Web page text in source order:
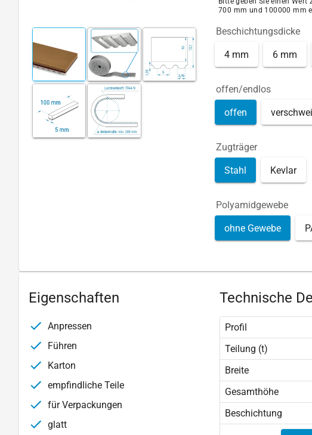
700 mm und 100000 mm
Beschichtungsdicke
4 mm 6 mm
offen/endlos
offen
Zugträger
Stahl Kevlar
Polyamidgewebe
ohne Gewebe
Eigenschaften
Anpressen
Führen
Karton
empfindliche Teile
für Verpackungen
glatt
Technische
Profil
Teilung (t)
Breite
Gesamthöhe
Beschichtung